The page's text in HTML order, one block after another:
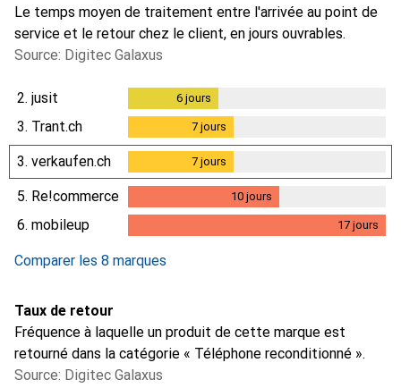
Le temps moyen de traitement entre l'arrivée au point de
service et le retour chez le client, en jours ouvrables.
Source: Digitec Galaxus
2. jusit 6 jours
3. Trant.ch 7 jours
3. verkaufen.ch 7 jours
5. Re!commerce 10 jours
6. mobileup 17 jours
Comparer les 8 marques
Taux de retour
Fréquence à laquelle un produit de cette marque est
retourné dans la catégorie « Téléphone reconditionné ».
Source: Digitec Galaxus